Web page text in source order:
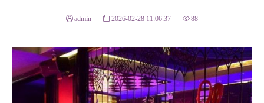
admin 2026-02-28 11:06:37 88